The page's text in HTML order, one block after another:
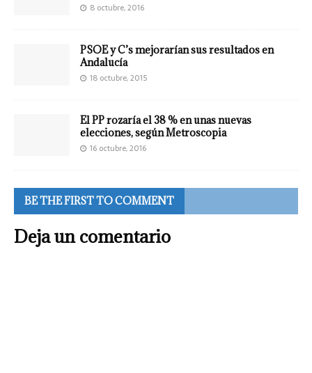
8 octubre, 2016
PSOE y C’s mejorarían sus resultados en
Andalucía
18 octubre, 2015
El PP rozaría el 38 % en unas nuevas
elecciones, según Metroscopia
16 octubre, 2016
BE THE FIRST TO COMMENT
Deja un comentario